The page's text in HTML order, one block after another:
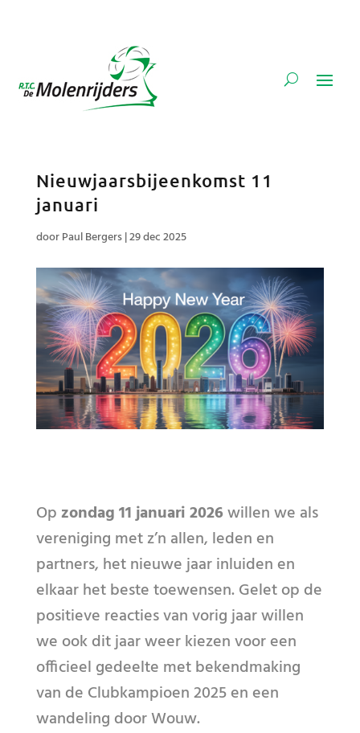
Nieuwjaarsbijeenkomst 11
januari
doorPaul Bergers|29 dec 2025
Opzondag 11 januari 2026willen we als
vereniging met z’n allen, leden en
partners, het nieuwe jaar inluiden en
elkaar het beste toewensen. Gelet op de
positieve reacties van vorig jaar willen
we ook dit jaar weer kiezen voor een
officieel gedeelte met bekendmaking
van de Clubkampioen 2025 en een
wandeling door Wouw.